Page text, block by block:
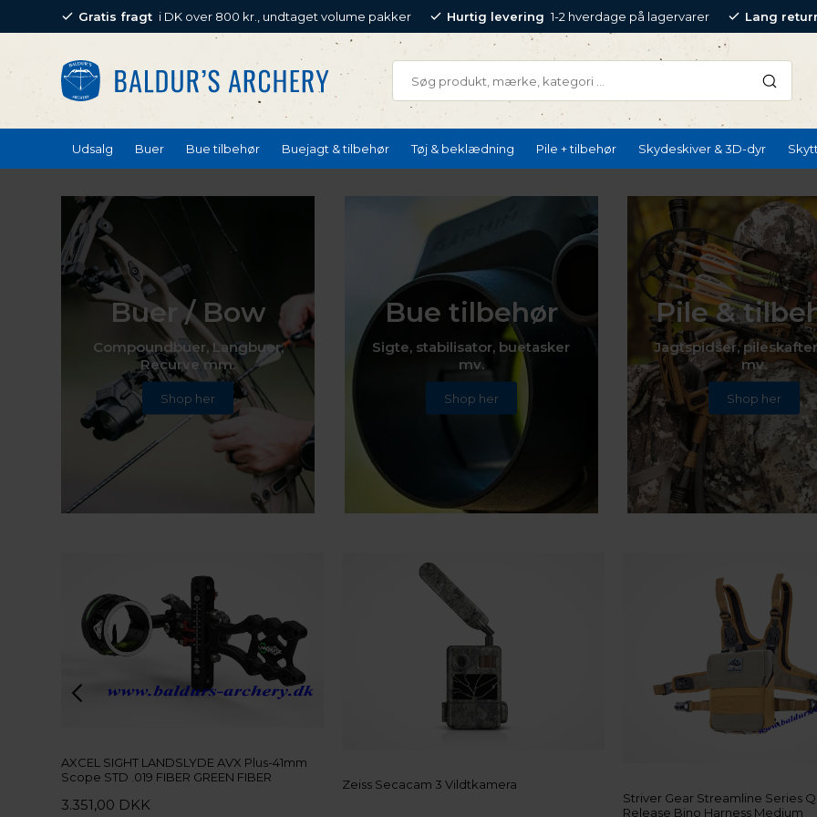
Gratis fragt i DK over 800 kr., undtaget volume pakker Hurtig levering 1-2 hverdage på lagervarer Lang
Udsalg Buer Bue tilbehør Buejagt & tilbehør Tøj & beklædning Pile + tilbehør Skydeskiver & 3D-dyr
Buer / Bow
Compoundbuer, Langbuer,
Recurve mm.
Shop her
Bue tilbehør
Sigte, stabilisator, buetasker
mv.
Shop her
Pile &
Jagtspidser,
mv.
Shop her
AXCEL SIGHT LANDSLYDE AVX Plus-41mm
Scope STD .019 FIBER GREEN FIBER
3.351,00 DKK
Zeiss Secacam 3 Vildtkamera
Striver Gear Streamline Series
Release Bino Harness Medium